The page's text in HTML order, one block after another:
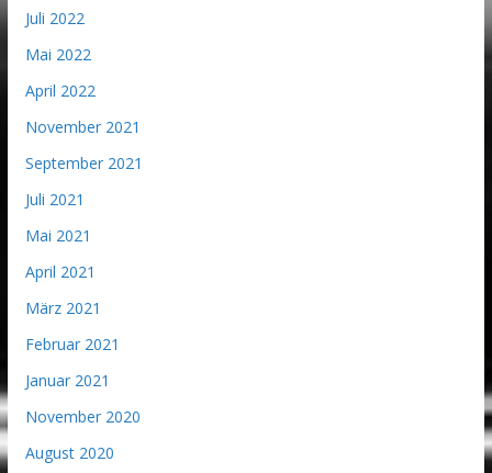
Juli 2022
Mai 2022
April 2022
November 2021
September 2021
Juli 2021
Mai 2021
April 2021
März 2021
Februar 2021
Januar 2021
November 2020
August 2020